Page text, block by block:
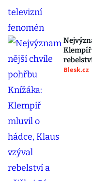
Klempíř
Blesk.cz